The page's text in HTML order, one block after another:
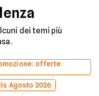
dei temi più
offerte
Agosto 2026